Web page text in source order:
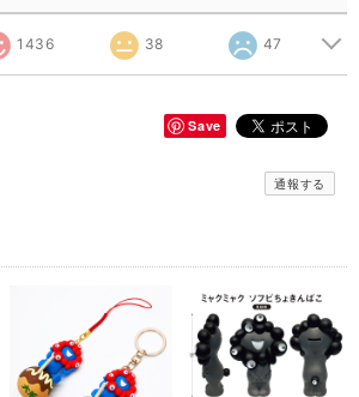
1436 38 47
Save
通報する